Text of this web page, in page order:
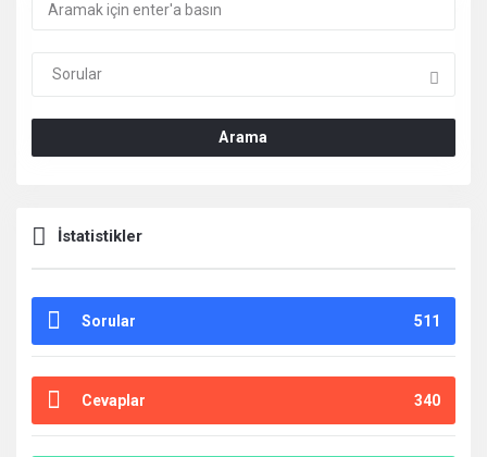
Deneyimleri
sonuncu
Sorular
Arama
İstatistikler
Sorular 511
Cevaplar 340